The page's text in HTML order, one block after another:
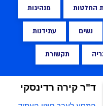
החלטות מנהיגות
נשים עתידנות
תקשורת
ד"ר קירה רדינסקי